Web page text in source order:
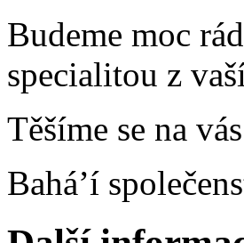
Budeme moc
specialitou z
Těšíme se na
Bahá’í